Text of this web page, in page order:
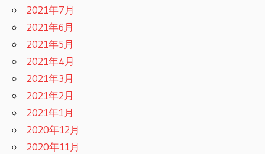
2021年7月
2021年6月
2021年5月
2021年4月
2021年3月
2021年2月
2021年1月
2020年12月
2020年11月